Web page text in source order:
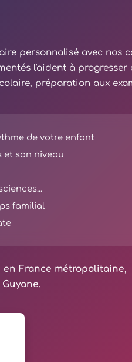
personnalisé avec nos
l'aident à progresser
préparation aux
de votre enfant
et son niveau
familial
France métropolitaine,